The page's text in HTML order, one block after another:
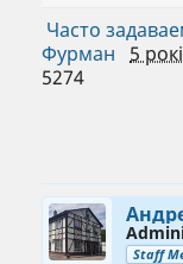
Часто
Фурман
5
5274
Staff